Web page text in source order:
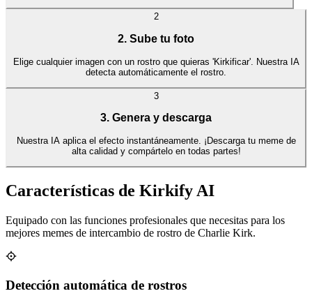
2
2. Sube tu foto
Elige cualquier imagen con un rostro que quieras 'Kirkificar'. Nuestra IA
detecta automáticamente el rostro.
3
3. Genera y descarga
Nuestra IA aplica el efecto instantáneamente. ¡Descarga tu meme de
alta calidad y compártelo en todas partes!
Características de Kirkify AI
Equipado con las funciones profesionales que necesitas para los
mejores memes de intercambio de rostro de Charlie Kirk.
Detección automática de rostros